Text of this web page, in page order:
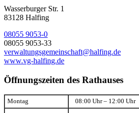
Wasserburger Str. 1
83128 Halfing
08055 9053-0
08055 9053-33
verwaltungsgemeinschaft@halfing.de
www.vg-halfing.de
Öffnungszeiten des Rathauses
Montag 08:00 Uhr – 12:00 Uhr